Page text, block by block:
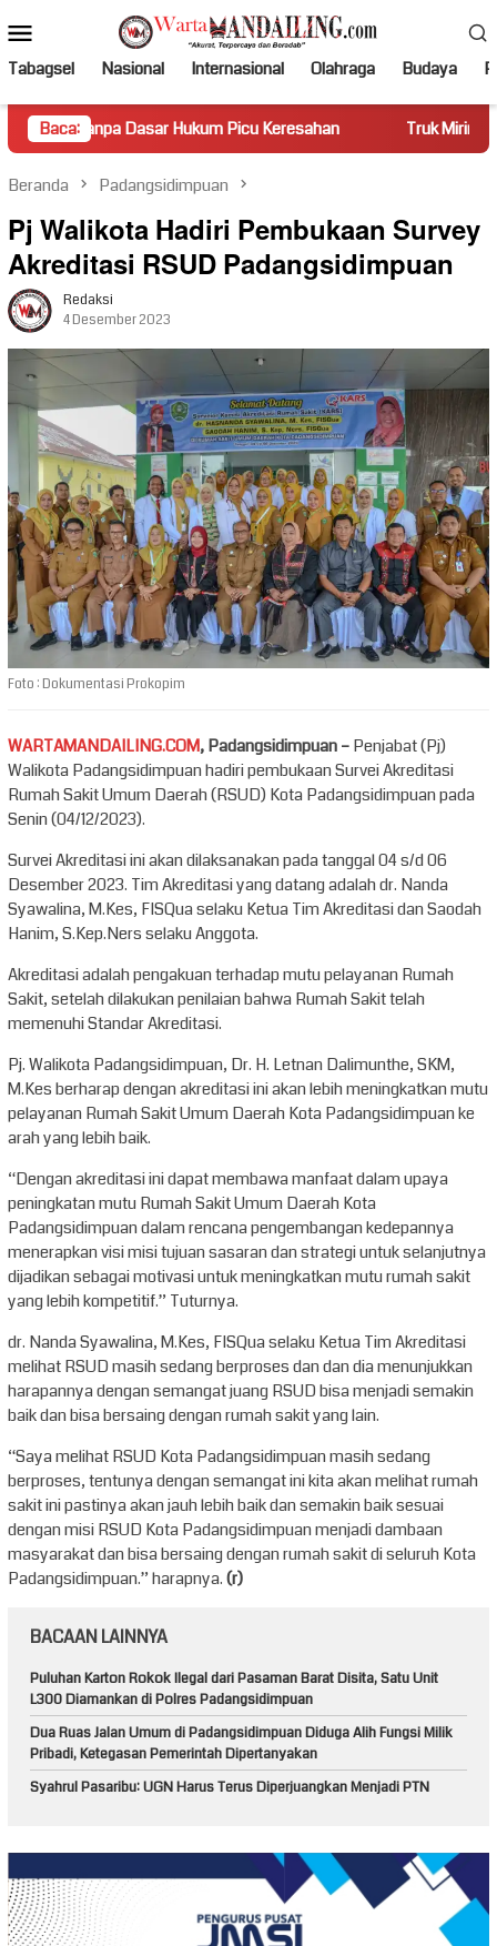
ke
kontenMobile
Tabagsel Nasional Internasional Olahraga Budaya
Baca:
Hukum Picu Keresahan Truk Miring Hambat Arus
Beranda Padangsidimpuan
Pj Walikota Hadiri Pembukaan Survey
Akreditasi RSUD Padangsidimpuan
Redaksi
4 Desember 2023
Foto : Dokumentasi Prokopim
WARTAMANDAILING.COM, Padangsidimpuan –Penjabat (Pj)
Walikota Padangsidimpuan hadiri pembukaan Survei Akreditasi
Rumah Sakit Umum Daerah (RSUD) Kota Padangsidimpuan pada
Senin (04/12/2023).
Survei Akreditasi ini akan dilaksanakan pada tanggal 04 s/d 06
Desember 2023. Tim Akreditasi yang datang adalah dr. Nanda
Syawalina, M.Kes, FISQua selaku Ketua Tim Akreditasi dan Saodah
Hanim, S.Kep.Ners selaku Anggota.
Akreditasi adalah pengakuan terhadap mutu pelayanan Rumah
Sakit, setelah dilakukan penilaian bahwa Rumah Sakit telah
memenuhi Standar Akreditasi.
Pj. Walikota Padangsidimpuan, Dr. H. Letnan Dalimunthe, SKM,
M.Kes berharap dengan akreditasi ini akan lebih meningkatkan mutu
pelayanan Rumah Sakit Umum Daerah Kota Padangsidimpuan ke
arah yang lebih baik.
“Dengan akreditasi ini dapat membawa manfaat dalam upaya
peningkatan mutu Rumah Sakit Umum Daerah Kota
Padangsidimpuan dalam rencana pengembangan kedepannya
menerapkan visi misi tujuan sasaran dan strategi untuk selanjutnya
dijadikan sebagai motivasi untuk meningkatkan mutu rumah sakit
yang lebih kompetitif.” Tuturnya.
dr. Nanda Syawalina, M.Kes, FISQua selaku Ketua Tim Akreditasi
melihat RSUD masih sedang berproses dan dan dia menunjukkan
harapannya dengan semangat juang RSUD bisa menjadi semakin
baik dan bisa bersaing dengan rumah sakit yang lain.
“Saya melihat RSUD Kota Padangsidimpuan masih sedang
berproses, tentunya dengan semangat ini kita akan melihat rumah
sakit ini pastinya akan jauh lebih baik dan semakin baik sesuai
dengan misi RSUD Kota Padangsidimpuan menjadi dambaan
masyarakat dan bisa bersaing dengan rumah sakit di seluruh Kota
Padangsidimpuan.” harapnya.(r)
BACAAN LAINNYA
Puluhan Karton Rokok Ilegal dari Pasaman Barat Disita, Satu Unit
L300 Diamankan di Polres Padangsidimpuan
Dua Ruas Jalan Umum di Padangsidimpuan Diduga Alih Fungsi Milik
Pribadi, Ketegasan Pemerintah Dipertanyakan
Syahrul Pasaribu: UGN Harus Terus Diperjuangkan Menjadi PTN